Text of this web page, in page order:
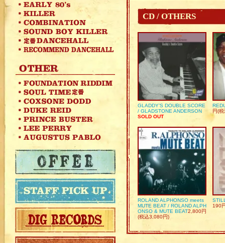
CD / OTHERS
GLADDY’S DOUBLE SCORE
/ GLADSTONE ANDERSON
SOLD OUT
円(
ROLAND ALPHONSO meets
MUTE BEAT / ROLAND ALPH
ONSO & MUTE BEAT2,800円
(税込3,080円)
190